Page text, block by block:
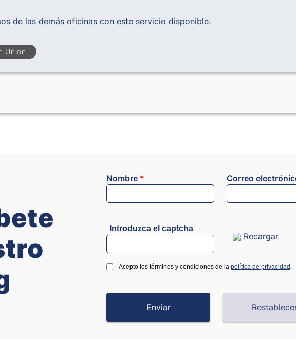
de las demás oficinas con este servicio disponible.
Union
Nombre * Correo
Introduzca el captcha
Recargar
Acepto los términos y condiciones de la política de privacidad